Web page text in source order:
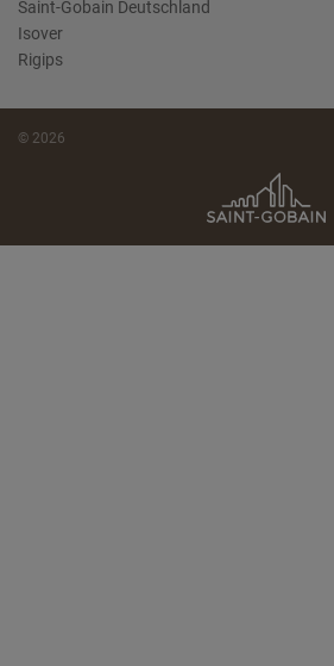
Saint-Gobain Deutschland
Isover
Rigips
© 2026